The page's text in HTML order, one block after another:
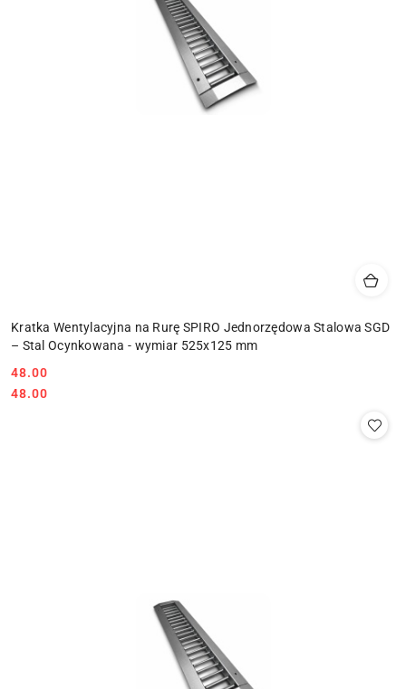
Kratka Wentylacyjna na Rurę SPIRO Jednorzędowa Stalowa SGD
– Stal Ocynkowana - wymiar 525x125 mm
Cena:
48.00
Cena:
48.00